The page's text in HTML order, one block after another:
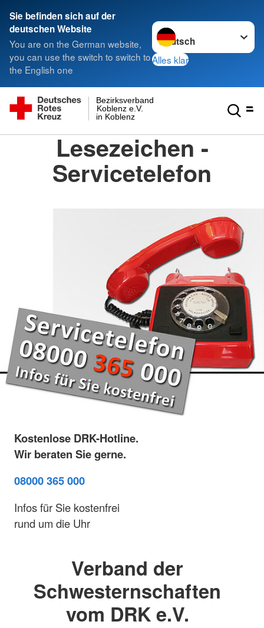
Sie befinden sich auf der
deutschen Website
You are on the German website,
you can use the switch to switch to
the English one
Sprache wechseln zu
Alles klar
in Koblenz
Koblenz e.V.
Bezirksverband
Lesezeichen -
Servicetelefon
Kostenlose DRK-Hotline.
Wir beraten Sie gerne.
08000 365 000
Infos für Sie kostenfrei
rund um die Uhr
Verband der
Schwesternschaften
vom DRK e.V.